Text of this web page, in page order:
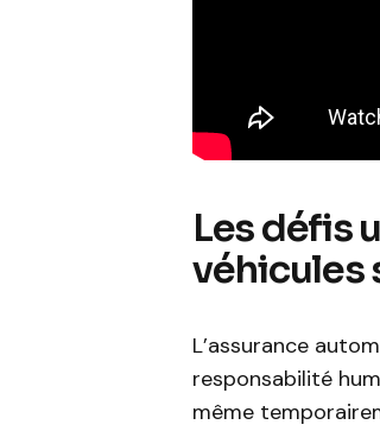
Les défis
véhicules
L’assurance
responsabilité
même